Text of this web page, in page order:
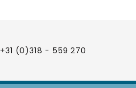
+31 (0)318 - 559 270